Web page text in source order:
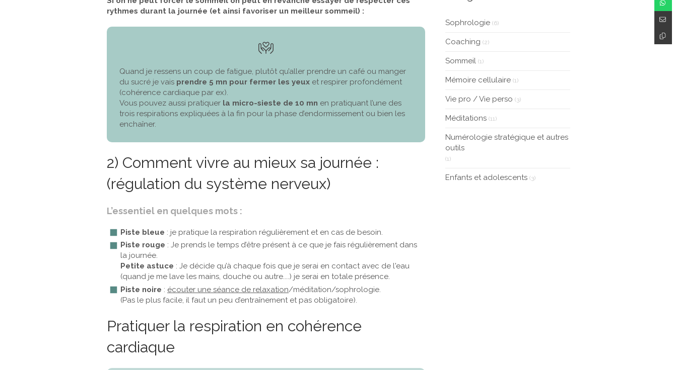
rythmes durant la journée (et ainsi favoriser un meilleur sommeil) :
Quand je ressens un coup de fatigue, plutôt qu’aller prendre un café ou manger
du sucré je vais prendre 5 mn pour fermer les yeux et respirer profondément
(cohérence cardiaque par ex).
Vous pouvez aussi pratiquer la micro-sieste de 10 mn en pratiquant l’une des
trois respirations expliquées à la fin pour la phase d’endormissement ou bien les
enchaîner.
2) Comment vivre au mieux sa journée :
(régulation du système nerveux)
L’essentiel en quelques mots :
Piste bleue : je pratique la respiration régulièrement et en cas de besoin.
Piste rouge : Je prends le temps d’être présent à ce que je fais régulièrement dans
la journée.
Petite astuce : Je décide qu’à chaque fois que je serai en contact avec de l'eau
(quand je me lave les mains, douche ou autre....) je serai en totale présence.
Piste noire : écouter une séance de relaxation/méditation/sophrologie.
(Pas le plus facile, il faut un peu d’entraînement et pas obligatoire).
Pratiquer la respiration en cohérence
cardiaque
Sophrologie (6)
Coaching (2)
Sommeil (1)
Mémoire cellulaire (1)
Vie pro / Vie perso (3)
Méditations (11)
Numérologie stratégique et autres
outils
(1)
Enfants et adolescents (3)